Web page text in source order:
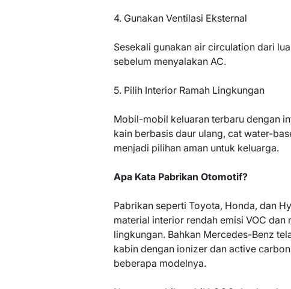
4. Gunakan Ventilasi Eksternal
Sesekali gunakan air circulation dari
sebelum menyalakan AC.
5. Pilih Interior Ramah Lingkungan
Mobil-mobil keluaran terbaru dengan
kain berbasis daur ulang, cat water-
menjadi pilihan aman untuk keluarga.
Apa Kata Pabrikan Otomotif?
Pabrikan seperti Toyota, Honda, dan
material interior rendah emisi VOC
lingkungan. Bahkan Mercedes-Benz
kabin dengan ionizer dan active
beberapa modelnya.